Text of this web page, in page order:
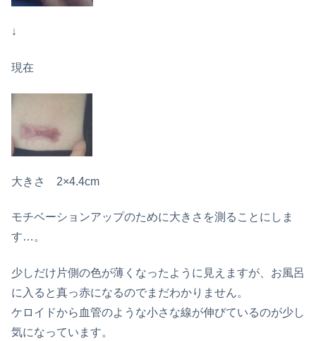
↓
現在
大きさ 2×4.4cm
モチベーションアップのために大きさを測ることにしま
す…。
少しだけ片側の色が薄くなったように見えますが、お風呂
に入ると真っ赤になるのでまだわかりません。
ケロイドから血管のような小さな線が伸びているのが少し
気になっています。